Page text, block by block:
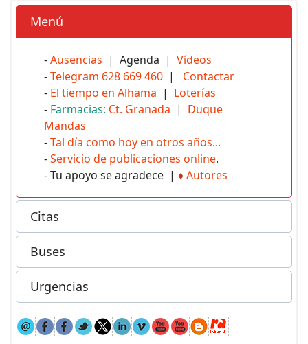
Menú
-Ausencias | Agenda | Vídeos
-Telegram 628 669 460 | Contactar
- El tiempo en Alhama | Loterías
- Farmacias: Ct. Granada | Duque
Mandas
-Tal día como hoy en otros años...
-Servicio de publicaciones online.
- Tu apoyo se agradece | ♦Autores
Citas
Buses
Urgencias